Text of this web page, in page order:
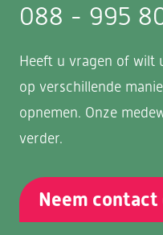
088 - 995
Heeft u vragen of wilt
op verschillende
opnemen. Onze
verder.
Neem contact